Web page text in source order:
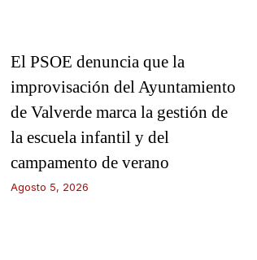
El PSOE denuncia que la
improvisación del Ayuntamiento
de Valverde marca la gestión de
la escuela infantil y del
campamento de verano
Agosto 5, 2026